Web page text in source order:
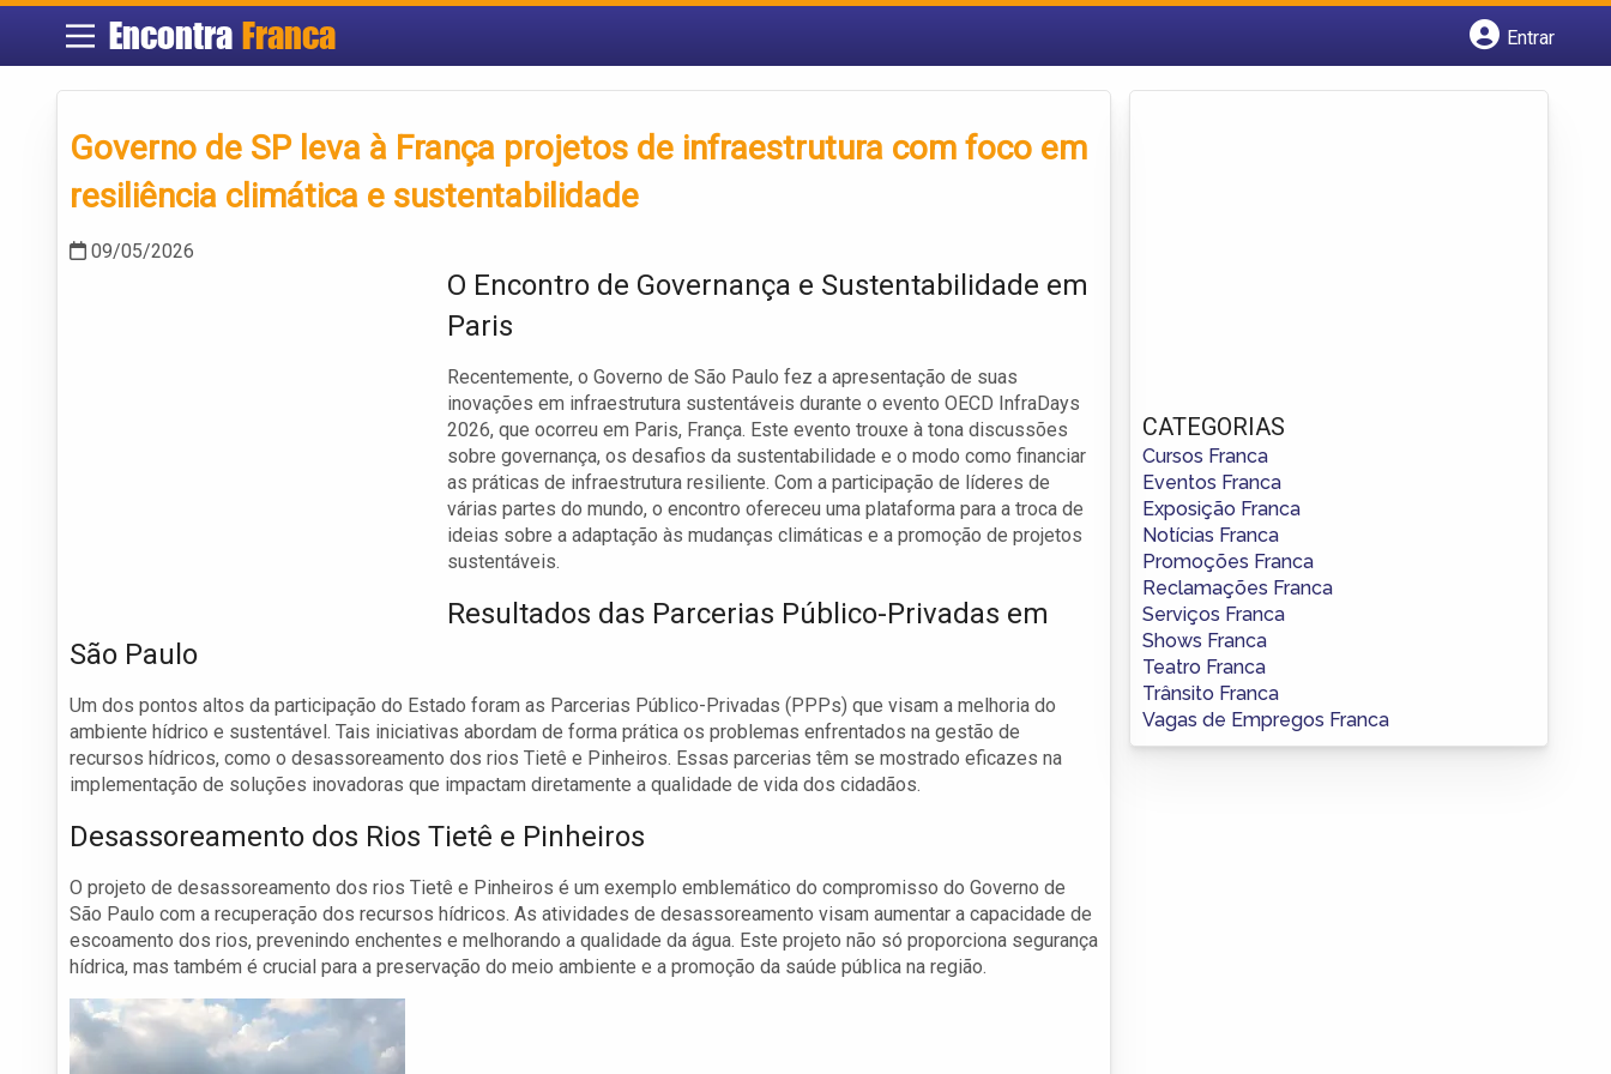
Encontra Franca
Entrar
Governo de SP leva à França projetos de infraestrutura com foco em
resiliência climática e sustentabilidade
09/05/2026
O Encontro de Governança e Sustentabilidade em
Paris
Recentemente, o Governo de São Paulo fez a apresentação de suas
inovações em infraestrutura sustentáveis durante o evento OECD InfraDays
2026, que ocorreu em Paris, França. Este evento trouxe à tona discussões
sobre governança, os desafios da sustentabilidade e o modo como financiar
as práticas de infraestrutura resiliente. Com a participação de líderes de
várias partes do mundo, o encontro ofereceu uma plataforma para a troca de
ideias sobre a adaptação às mudanças climáticas e a promoção de projetos
sustentáveis.
Resultados das Parcerias Público-Privadas em
São Paulo
Um dos pontos altos da participação do Estado foram as Parcerias Público-Privadas (PPPs) que visam a melhoria do
ambiente hídrico e sustentável. Tais iniciativas abordam de forma prática os problemas enfrentados na gestão de
recursos hídricos, como o desassoreamento dos rios Tietê e Pinheiros. Essas parcerias têm se mostrado eficazes na
implementação de soluções inovadoras que impactam diretamente a qualidade de vida dos cidadãos.
Desassoreamento dos Rios Tietê e Pinheiros
O projeto de desassoreamento dos rios Tietê e Pinheiros é um exemplo emblemático do compromisso do Governo de
São Paulo com a recuperação dos recursos hídricos. As atividades de desassoreamento visam aumentar a capacidade de
escoamento dos rios, prevenindo enchentes e melhorando a qualidade da água. Este projeto não só proporciona segurança
hídrica, mas também é crucial para a preservação do meio ambiente e a promoção da saúde pública na região.
CATEGORIAS
Cursos Franca
Eventos Franca
Exposição Franca
Notícias Franca
Promoções Franca
Reclamações Franca
Serviços Franca
Shows Franca
Teatro Franca
Trânsito Franca
Vagas de Empregos Franca